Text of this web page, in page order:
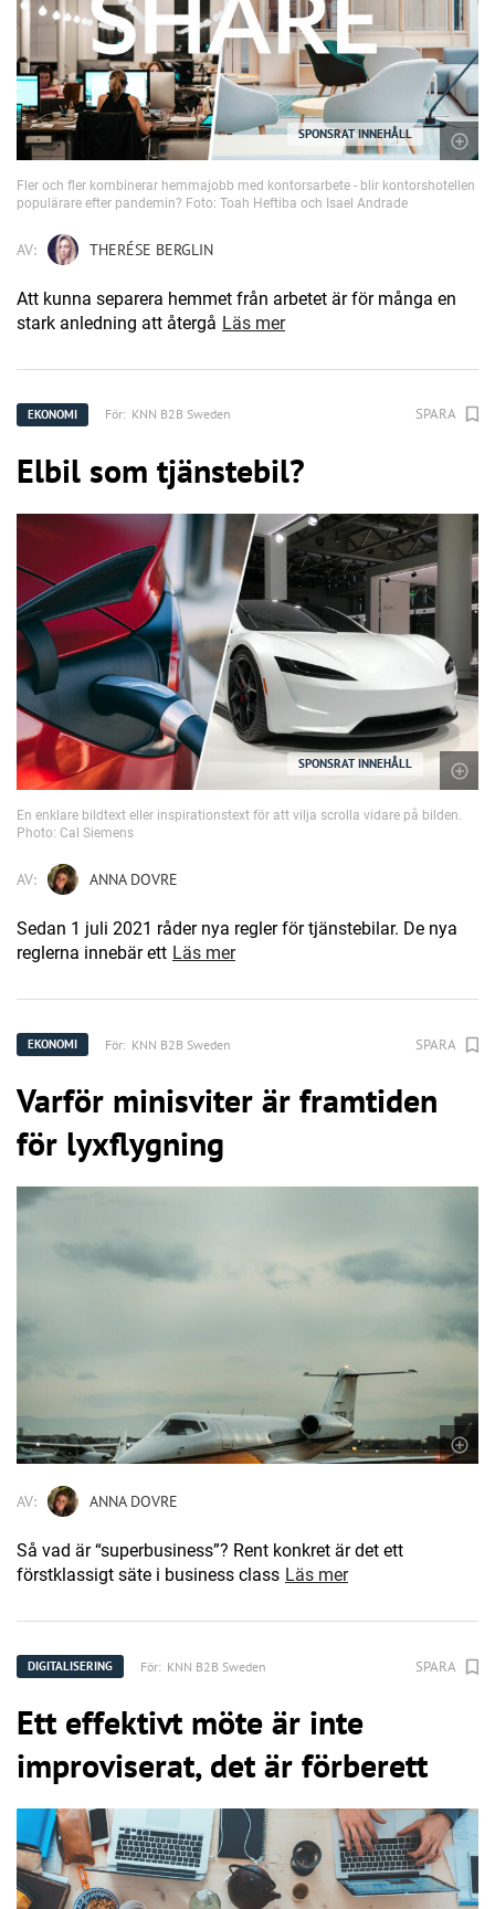
SPONSRAT INNEHÅLL
Fler och fler kombinerar hemmajobb med kontorsarbete - blir kontorshotellen
populärare efter pandemin? Foto: Toah Heftiba och Isael Andrade
AV: THERÉSE BERGLIN
Att kunna separera hemmet från arbetet är för många en
stark anledning att återgå Läs mer
EKONOMI För: KNN B2B Sweden SPARA
Elbil som tjänstebil?
SPONSRAT INNEHÅLL
En enklare bildtext eller inspirationstext för att vilja scrolla vidare på bilden.
Photo: Cal Siemens
AV: ANNA DOVRE
Sedan 1 juli 2021 råder nya regler för tjänstebilar. De nya
reglerna innebär ett Läs mer
EKONOMI För: KNN B2B Sweden SPARA
Varför minisviter är framtiden
för lyxflygning
AV: ANNA DOVRE
Så vad är “superbusiness”? Rent konkret är det ett
förstklassigt säte i business class Läs mer
DIGITALISERING För: KNN B2B Sweden SPARA
Ett effektivt möte är inte
improviserat, det är förberett